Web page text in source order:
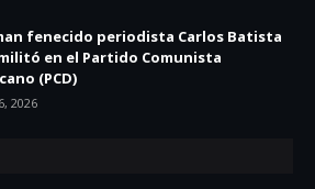
fenecido periodista Carlos Batista
en el Partido Comunista
(PCD)
2026